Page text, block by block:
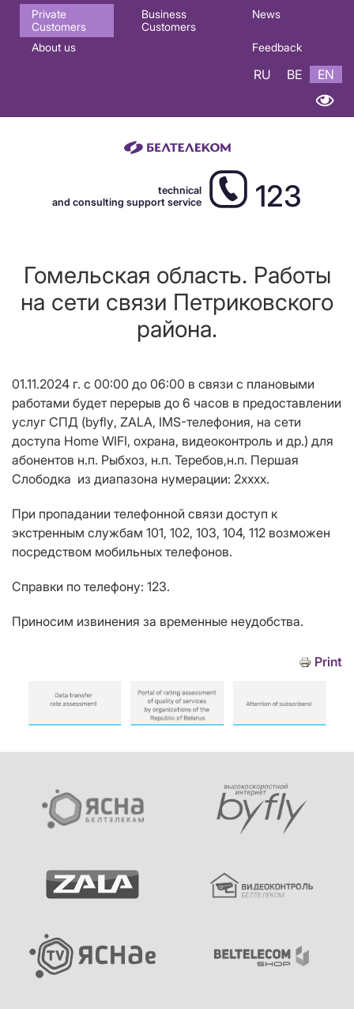
Основная
навигация
Private
Customers
Business
Customers
News
About us Feedback
RU BE EN
technical
and consulting support service
123
Гомельская область. Работы
на сети связи Петриковского
района.
01.11.2024 г. с 00:00 до 06:00 в связи с плановыми
работами будет перерыв до 6 часов в предоставлении
услуг СПД (byfly, ZALA, IMS-телефония, на сети
доступа Home WIFI, охрана, видеоконтроль и др.) для
абонентов н.п. Рыбхоз, н.п. Теребов,н.п. Першая
Слободка из диапазона нумерации: 2xxxx.
При пропадании телефонной связи доступ к
экстренным службам 101, 102, 103, 104, 112 возможен
посредством мобильных телефонов.
Справки по телефону: 123.
Приносим извинения за временные неудобства.
Print